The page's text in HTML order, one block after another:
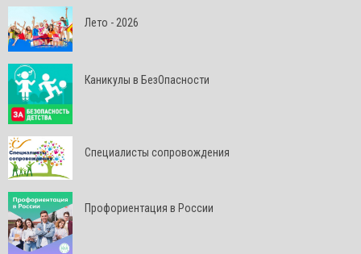
Лето - 2026
Каникулы в БезОпасности
Специалисты сопровождения
Профориентация в России